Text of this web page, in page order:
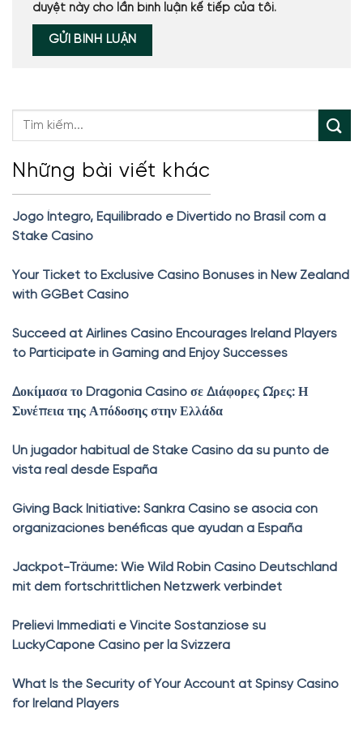
duyệt này cho lần bình luận kế tiếp của tôi.
Những bài viết khác
Jogo Íntegro, Equilibrado e Divertido no Brasil com a
Stake Casino
Your Ticket to Exclusive Casino Bonuses in New Zealand
with GGBet Casino
Succeed at Airlines Casino Encourages Ireland Players
to Participate in Gaming and Enjoy Successes
Δοκίμασα το Dragonia Casino σε Διάφορες Ώρες: Η
Συνέπεια της Απόδοσης στην Ελλάδα
Un jugador habitual de Stake Casino da su punto de
vista real desde España
Giving Back Initiative: Sankra Casino se asocia con
organizaciones benéficas que ayudan a España
Jackpot-Träume: Wie Wild Robin Casino Deutschland
mit dem fortschrittlichen Netzwerk verbindet
Prelievi Immediati e Vincite Sostanziose su
LuckyCapone Casino per la Svizzera
What Is the Security of Your Account at Spinsy Casino
for Ireland Players